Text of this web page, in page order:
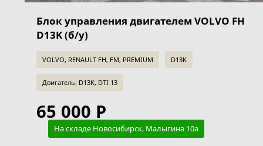
Блок управления двигателем VOLVO FH
D13K (б/у)
VOLVO, RENAULT FH, FM, PREMIUM D13K
Двигатель: D13K, DTI 13
65 000 Р
На складе Новосибирск, Малыгина 10а